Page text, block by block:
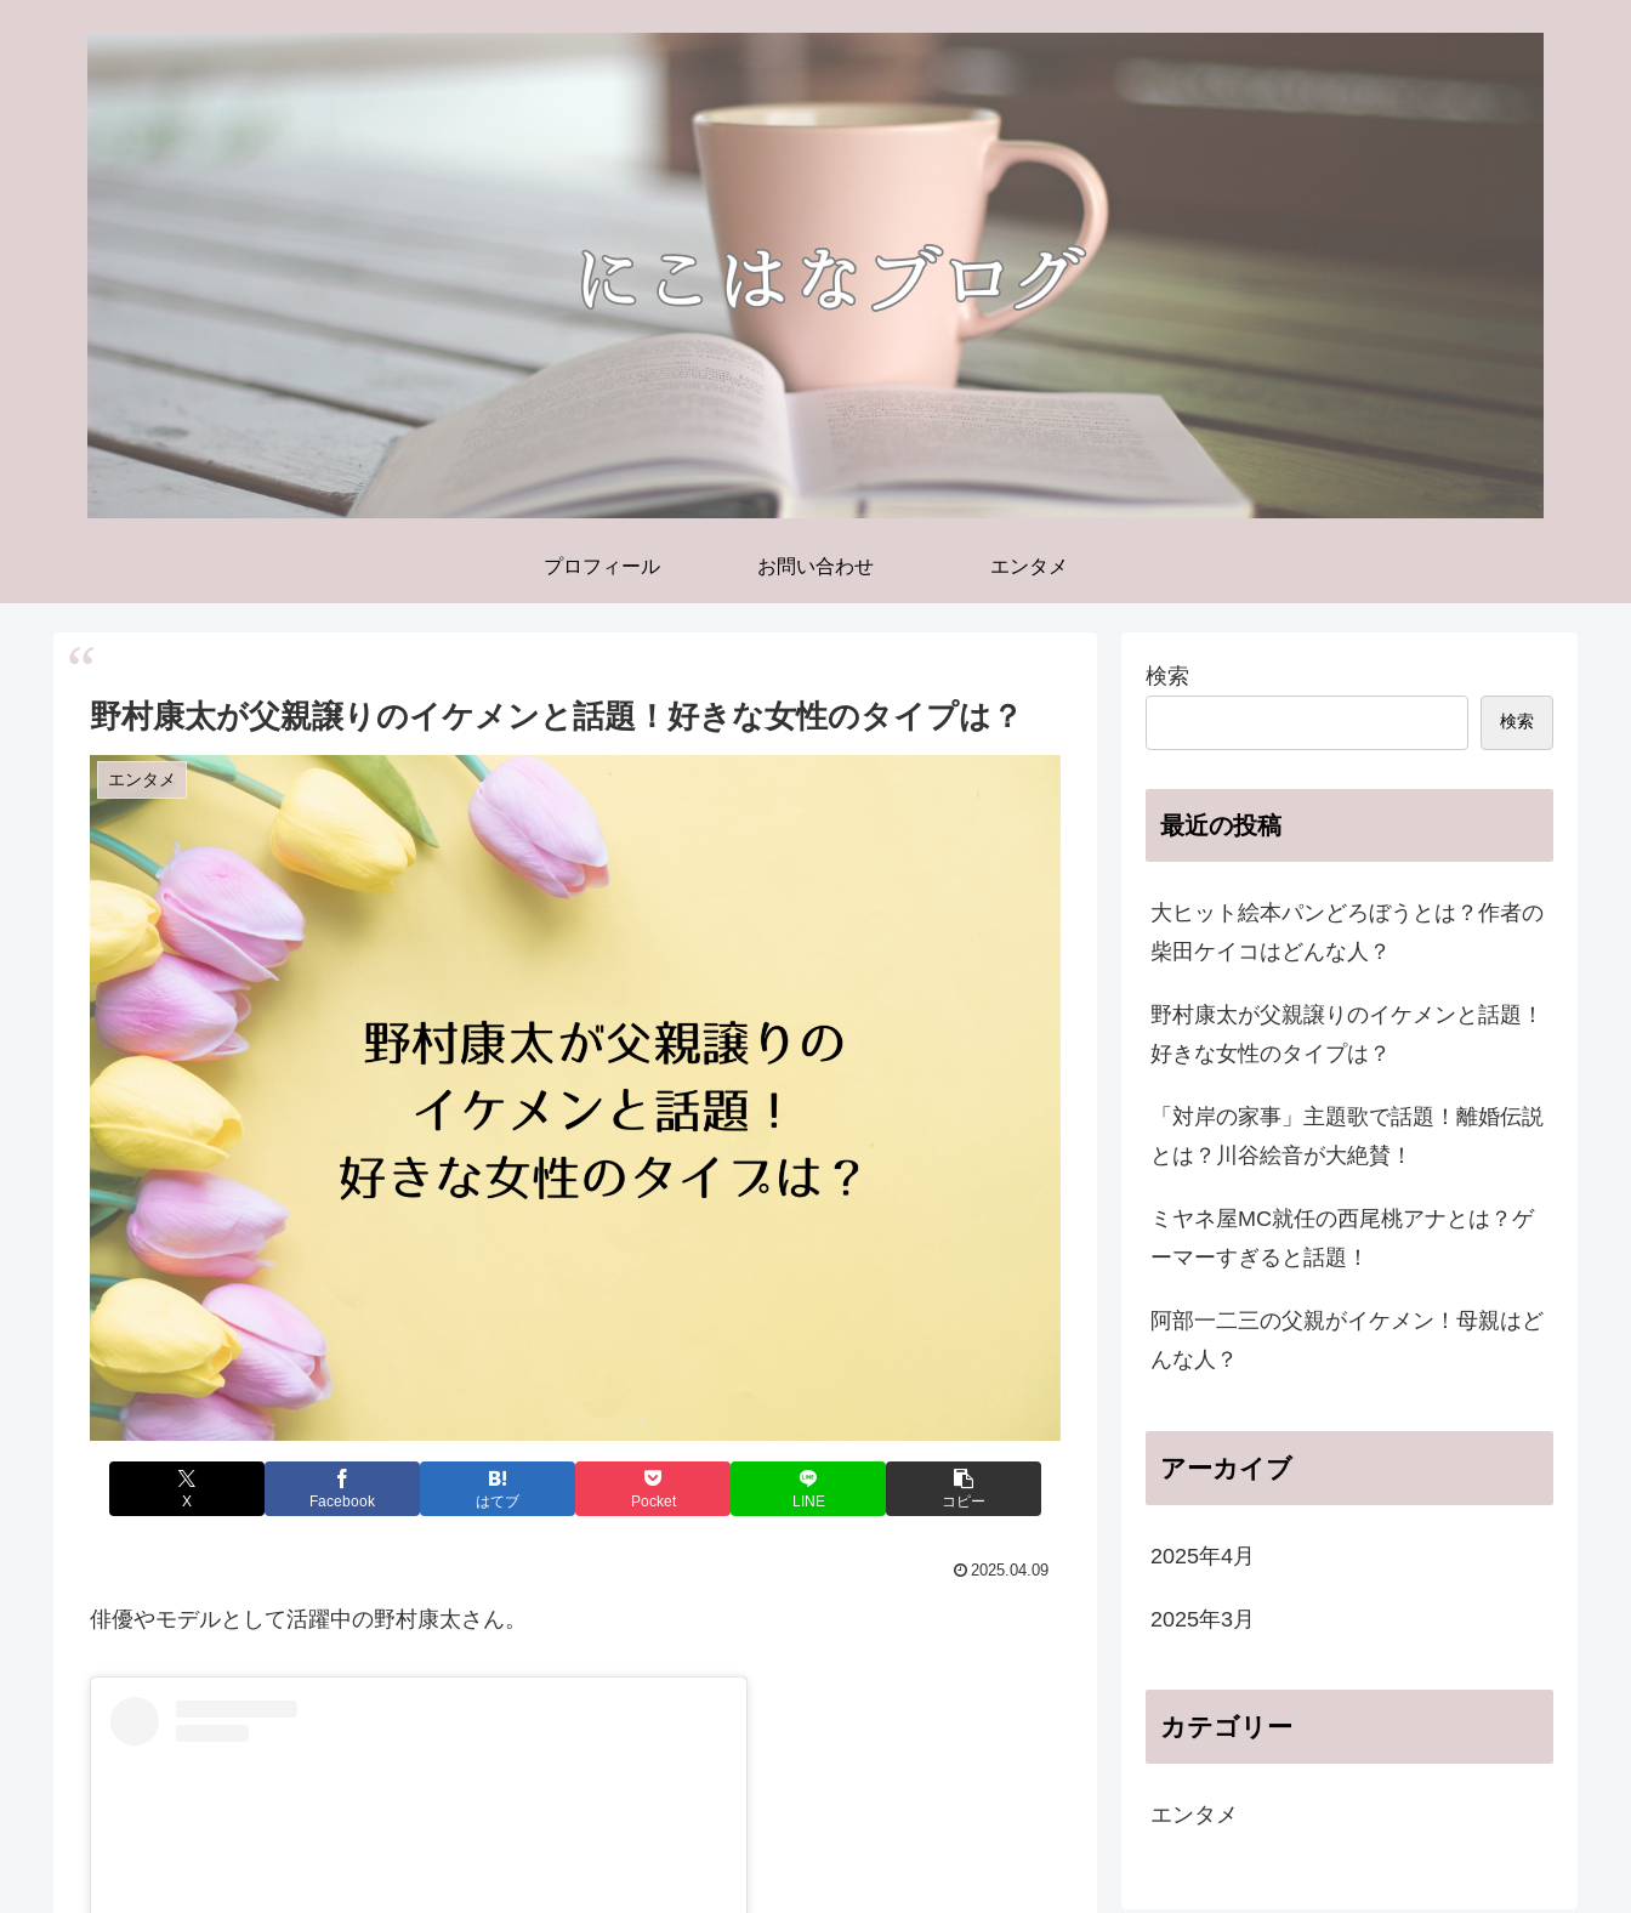
プロフィール お問い合わせ エンタメ
野村康太が父親譲りのイケメンと話題！好きな女性のタイプは？
エンタメ
X Facebook はてブ Pocket LINE コピー
2025.04.09
俳優やモデルとして活躍中の野村康太さん。
検索
検索
最近の投稿
大ヒット絵本パンどろぼうとは？作者の
柴田ケイコはどんな人？
野村康太が父親譲りのイケメンと話題！
好きな女性のタイプは？
「対岸の家事」主題歌で話題！離婚伝説
とは？川谷絵音が大絶賛！
ミヤネ屋MC就任の西尾桃アナとは？ゲ
ーマーすぎると話題！
阿部一二三の父親がイケメン！母親はど
んな人？
アーカイブ
2025年4月
2025年3月
カテゴリー
エンタメ